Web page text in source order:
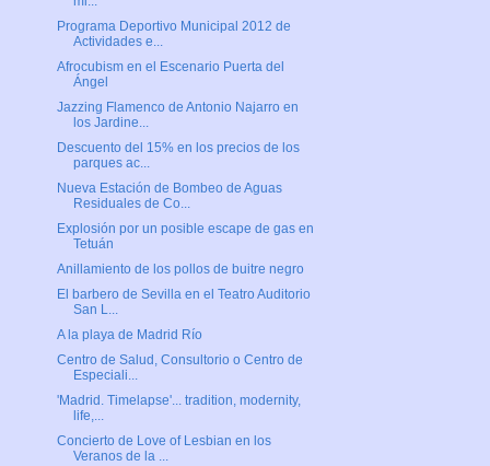
Programa Deportivo Municipal 2012 de
Actividades e...
Afrocubism en el Escenario Puerta del
Ángel
Jazzing Flamenco de Antonio Najarro en
los Jardine...
Descuento del 15% en los precios de los
parques ac...
Nueva Estación de Bombeo de Aguas
Residuales de Co...
Explosión por un posible escape de gas en
Tetuán
Anillamiento de los pollos de buitre negro
El barbero de Sevilla en el Teatro Auditorio
San L...
A la playa de Madrid Río
Centro de Salud, Consultorio o Centro de
Especiali...
'Madrid. Timelapse'... tradition, modernity,
life,...
Concierto de Love of Lesbian en los
Veranos de la ...